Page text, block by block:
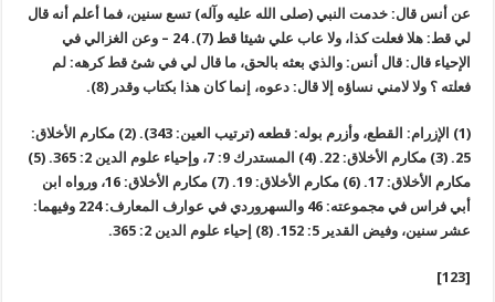
عن أنس قال: خدمت النبي (صلى الله عليه وآله) تسع سنين، فما أعلم أنه قال
لي قط: هلا فعلت كذا، ولا عاب علي شيئا قط (7). 24 – وعن الغزالي في
الإحياء قال: قال أنس: والذي بعثه بالحق، ما قال لي في شئ قط كرهه: لم
فعلته ؟ ولا لامني نساؤه إلا قال: دعوه، إنما كان هذا بكتاب وقدر (8).
(1) الإزرام: القطع، وأزرم بوله: قطعه (ترتيب العين: 343). (2) مكارم الأخلاق:
25. (3) مكارم الأخلاق: 22. (4) المستدرك 9: 7، وإحياء علوم الدين 2: 365. (5)
مكارم الأخلاق: 17. (6) مكارم الأخلاق: 19. (7) مكارم الأخلاق: 16، ورواه ابن
أبي فراس في مجموعته: 46 والسهروردي في عوارف المعارف: 224 وفيهما:
عشر سنين، وفيض القدير 5: 152. (8) إحياء علوم الدين 2: 365.
[123]